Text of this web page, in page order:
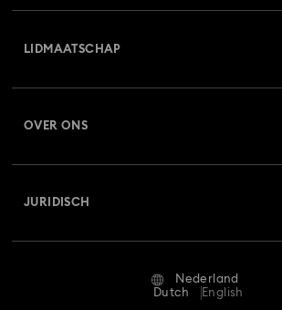
Retourneren en ruilen
Reparatiestatus
Neem contact met ons op
LIDMAATSCHAP
OVER ONS
JURIDISCH
Algemene voorwaarden
Nederland
Dutch
English